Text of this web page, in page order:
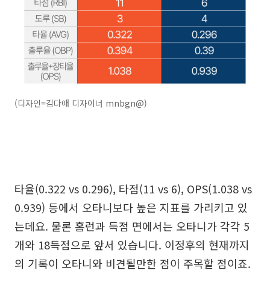
(디자인=김다애 디자이너 mnbgn@)
타율(0.322 vs 0.296), 타점(11 vs 6), OPS(1.038 vs
0.939) 등에서 오타니보다 높은 지표를 가리키고 있
는데요. 물론 홈런과 득점 면에서는 오타니가 각각 5
개와 18득점으로 앞서 있습니다. 이정후의 현재까지
의 기록이 오타니와 비견될만한 점이 주목할 점이죠.